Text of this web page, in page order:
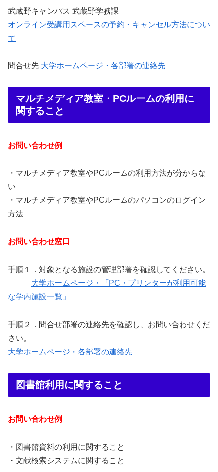
武蔵野キャンパス 武蔵野学務課
オンライン受講用スペースの予約・キャンセル方法につい
て
問合せ先 大学ホームページ・各部署の連絡先
マルチメディア教室・PCルームの利用に
関すること
お問い合わせ例
・マルチメディア教室やPCルームの利用方法が分からな
い
・マルチメディア教室やPCルームのパソコンのログイン
方法
お問い合わせ窓口
手順１．対象となる施設の管理部署を確認してください。
大学ホームページ・「PC・プリンターが利用可能
な学内施設一覧」
手順２．問合せ部署の連絡先を確認し、お問い合わせくだ
さい。
大学ホームページ・各部署の連絡先
図書館利用に関すること
お問い合わせ例
・図書館資料の利用に関すること
・文献検索システムに関すること